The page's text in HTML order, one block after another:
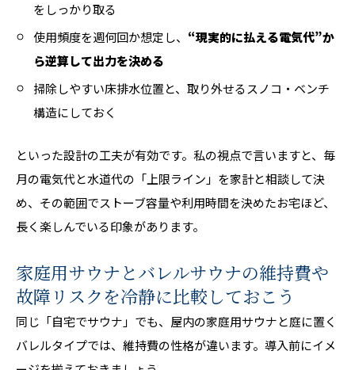
をしっかり取る
使用頻度を週何回か想定し、 “現実的に払える電気代”か
ら逆算して出力を決める
掃除しやすい床排水位置と、取り外せるスノコ・ベンチ
構造にしておく
といった設計の工夫が有効です。私の視点で言いますと、毎
月の電気代と水道代の「上限ライン」を家計と相談して決
め、その範囲でストーブ容量や利用時間を決めたお宅ほど、
長く楽しんでいる印象があります。
家庭用サウナとバレルサウナの維持費や
故障リスクを冷静に比較しておこう
同じ「自宅でサウナ」でも、屋内の家庭用サウナと庭に置く
バレルタイプでは、維持費の性格が違います。導入前にイメ